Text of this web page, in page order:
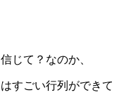
じて？なのか、
すごい行列ができて